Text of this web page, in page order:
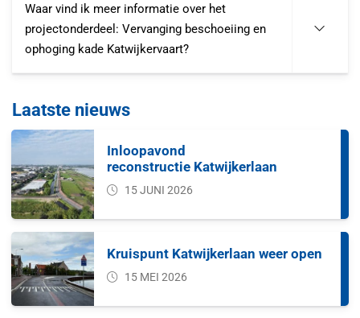
Waar vind ik meer informatie over het
projectonderdeel: Vervanging beschoeiing en
ophoging kade Katwijkervaart?
Laatste nieuws
Inloopavond
reconstructie Katwijkerlaan
15 JUNI 2026
Kruispunt Katwijkerlaan weer open
15 MEI 2026